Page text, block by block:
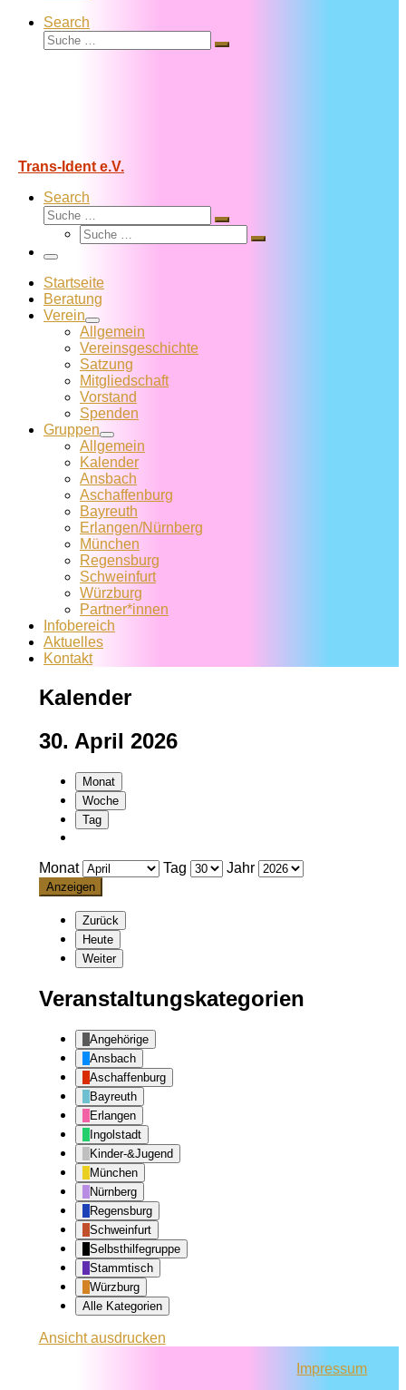
Search
Suche
Suche
Trans-Ident e.V.
Search
Suche
Suche
Suche
Suche
Menü
Startseite
Beratung
Verein
Allgemein
Vereins­geschichte
Satzung
Mitglied­schaft
Vorstand
Spenden
Gruppen
Allgemein
Kalender
Ansbach
Aschaffenburg
Bayreuth
Erlangen/Nürnberg
München
Regensburg
Schweinfurt
Würzburg
Partner*innen
Infobereich
Aktuelles
Kontakt
Kalender
30. April 2026
Monat
Woche
Tag
Monat Tag Jahr
Zurück
Heute
Weiter
Veranstaltungskategorien
Angehörige
Ansbach
Aschaffenburg
Bayreuth
Erlangen
Ingolstadt
Kinder-&Jugend
München
Nürnberg
Regensburg
Schweinfurt
Selbsthilfegruppe
Stammtisch
Würzburg
Alle Kategorien
Ansichtausdrucken
Impressum